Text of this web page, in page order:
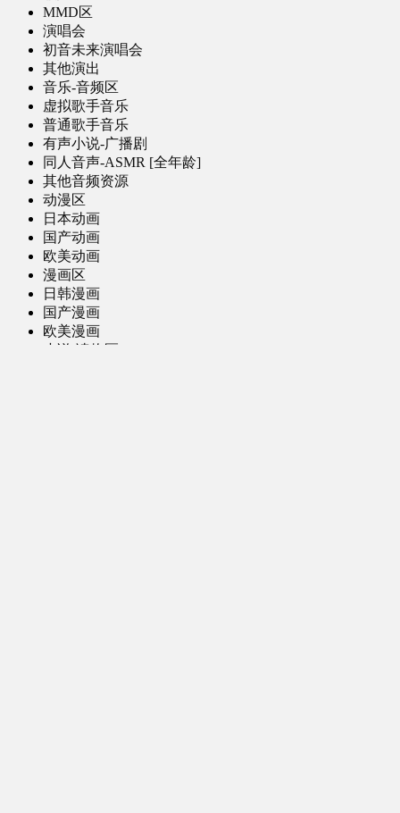
MMD区
演唱会
初音未来演唱会
其他演出
音乐-音频区
虚拟歌手音乐
普通歌手音乐
有声小说-广播剧
同人音声-ASMR [全年龄]
其他音频资源
动漫区
日本动画
国产动画
欧美动画
漫画区
日韩漫画
国产漫画
欧美漫画
小说-读物区